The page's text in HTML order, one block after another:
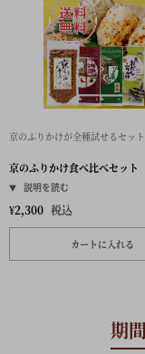
京のふりかけが全種試せるセット
京のふりかけ食べ比べセット
¥2,300 税込
カートに入れる
期